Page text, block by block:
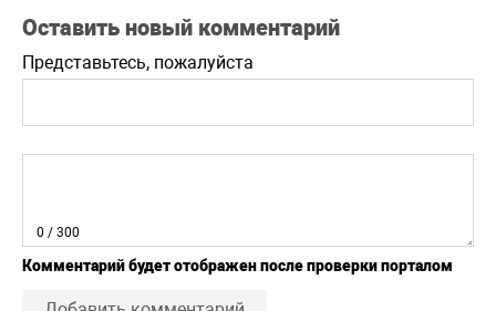
Оставить новый комментарий
Представьтесь, пожалуйста
0 / 300
Комментарий будет отображен после проверки порталом